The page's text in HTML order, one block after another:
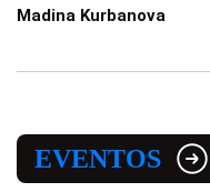
Madina Kurbanova
EVENTOS